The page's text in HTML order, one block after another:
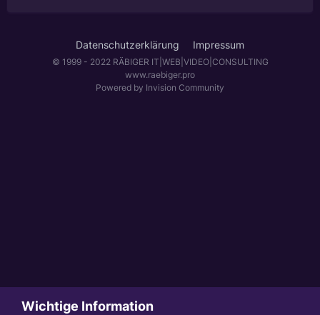
Datenschutzerklärung Impressum
© 1999 - 2022 RÄBIGER IT|WEB|VIDEO|CONSULTING
www.raebiger.pro
Powered by Invision Community
Wichtige Information